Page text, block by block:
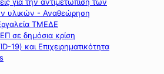
υλικών - Αναθεώρηση
ΤΜΕΔΕ
σε δημόσια κρίση
19) και Επιχειρηματικότητα